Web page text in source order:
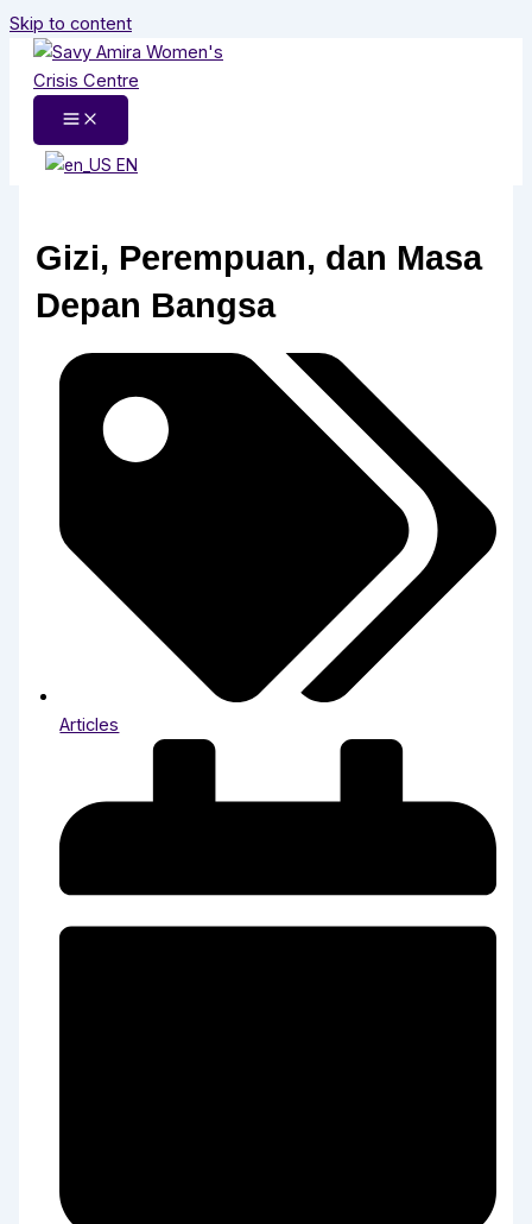
Skip to content
EN
Gizi, Perempuan, dan Masa
Depan Bangsa
Articles